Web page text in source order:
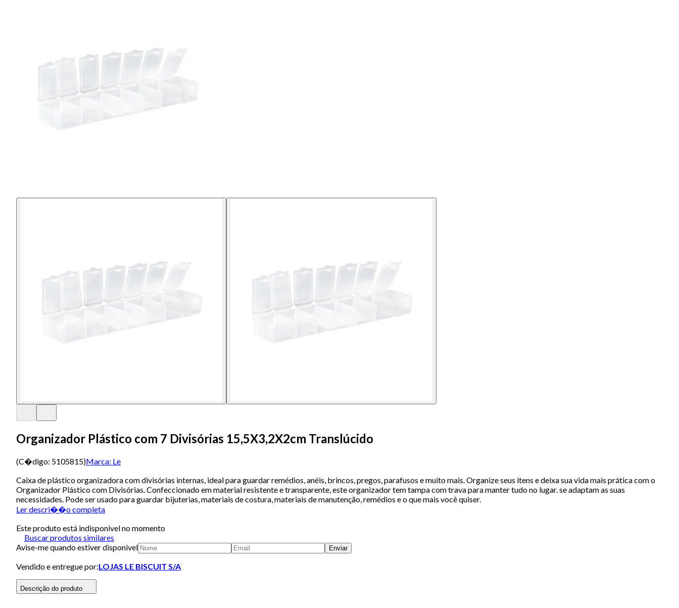
Organizador Plástico com 7 Divisórias 15,5X3,2X2cm Translúcido
(C�digo: 5105815)Marca: Le
Caixa de plástico organizadora com divisórias internas, ideal para guardar remédios, anéis, brincos, pregos, parafusos e muito mais. Organize seus itens e deixa sua vida mais prática com o
Organizador Plástico com Divisórias. Confeccionado em material resistente e transparente, este organizador tem tampa com trava para manter tudo no lugar. se adaptam as suas
necessidades. Pode ser usado para guardar bijuterias, materiais de costura, materiais de manutenção, remédios e o que mais você quiser.
Ler descri��o completa
Este produto está indisponivel no momento
Buscar produtos similares
Avise-me quando estiver disponivel
Enviar
Vendido e entregue por:LOJAS LE BISCUIT S/A
Descrição do produto